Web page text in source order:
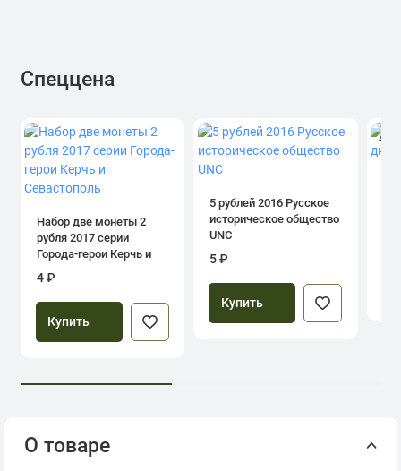
Спеццена
Набор две монеты 2
рубля 2017 серии
Города-герои Керчь и
4 ₽
Купить
5 рублей 2016 Русское
историческое общество
UNC
5 ₽
Купить
4.0
О товаре